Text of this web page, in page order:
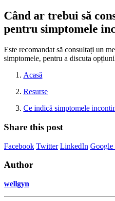
Când ar trebui să
pentru simptomele
Este recomandat să consultați un
simptomele, pentru a discuta
Acasă
Resurse
Ce indică simptomele
Share this post
Facebook Twitter LinkedIn Google
Author
wellgyn